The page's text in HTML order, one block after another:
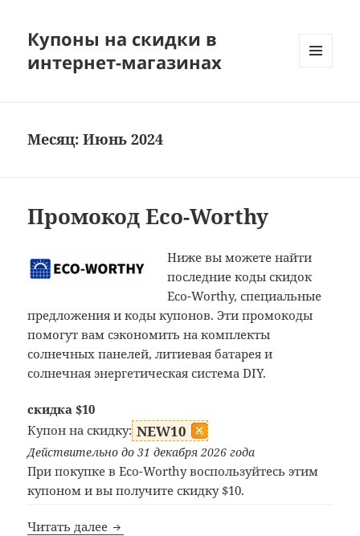
Купоны на скидки в
интернет-магазинах
Месяц:Июнь 2024
Промокод Eco-Worthy
Ниже вы можете найти
последние коды скидок
Eco-Worthy, специальные
предложения и коды купонов. Эти промокоды
помогут вам сэкономить на комплекты
солнечных панелей, литиевая батарея и
солнечная энергетическая система DIY.
скидка $10
Купон на скидку: NEW10
Действительно до 31 декабря 2026 года
При покупке в Eco-Worthy воспользуйтесь этим
купоном и вы получите скидку $10.
Читать далее Промокод Eco-Worthy